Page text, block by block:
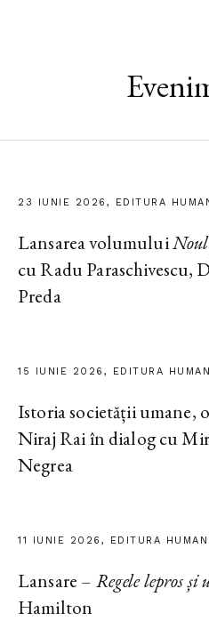
23 IUNIE 2026, EDITURA
Lansarea volumului
cu Radu Paraschivescu,
Preda
15 IUNIE 2026, EDITURA
Istoria societății umane,
Niraj Rai în dialog cu
Negrea
11 IUNIE 2026, EDITURA
Lansare – Regele lepros
Hamilton